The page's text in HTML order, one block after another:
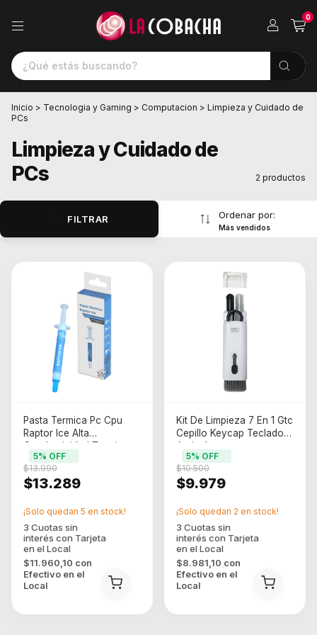
0
Inicio > Tecnologia y Gaming > Computacion > Limpieza y Cuidado de
PCs
Limpieza y Cuidado de
PCs
2 productos
FILTRAR Ordenar por:
Más vendidos
Pasta Termica Pc Cpu
Raptor Ice Alta
Conductividad Termica
Celeste Azul
$13.289
$13.990
5% OFF
$11.960,10 con
Efectivo en el
Local
¡Solo quedan 5 en stock!
Kit De Limpieza 7 En 1 Gtc
Cepillo Keycap Teclado
Auricular
$9.979
$10.500
5% OFF
$8.981,10 con
Efectivo en el
Local
¡Solo quedan 2 en stock!